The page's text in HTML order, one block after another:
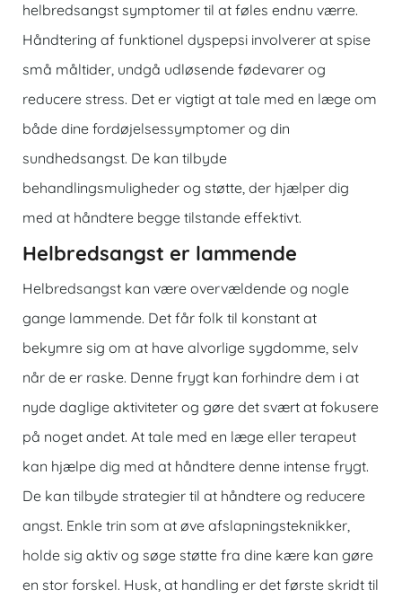
helbredsangst symptomer til at føles endnu værre.
Håndtering af funktionel dyspepsi involverer at spise
små måltider, undgå udløsende fødevarer og
reducere stress. Det er vigtigt at tale med en læge om
både dine fordøjelsessymptomer og din
sundhedsangst. De kan tilbyde
behandlingsmuligheder og støtte, der hjælper dig
med at håndtere begge tilstande effektivt.
Helbredsangst er lammende
Helbredsangst kan være overvældende og nogle
gange lammende. Det får folk til konstant at
bekymre sig om at have alvorlige sygdomme, selv
når de er raske. Denne frygt kan forhindre dem i at
nyde daglige aktiviteter og gøre det svært at fokusere
på noget andet. At tale med en læge eller terapeut
kan hjælpe dig med at håndtere denne intense frygt.
De kan tilbyde strategier til at håndtere og reducere
angst. Enkle trin som at øve afslapningsteknikker,
holde sig aktiv og søge støtte fra dine kære kan gøre
en stor forskel. Husk, at handling er det første skridt til